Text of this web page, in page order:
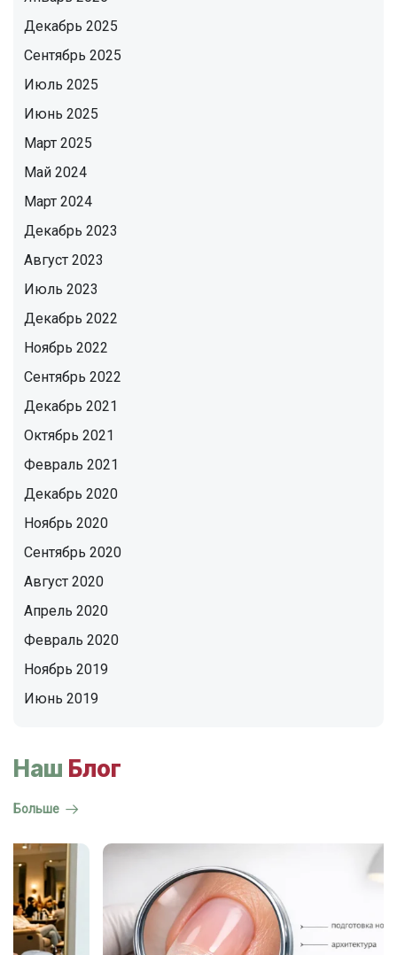
Декабрь 2025
Сентябрь 2025
Июль 2025
Июнь 2025
Март 2025
Май 2024
Март 2024
Декабрь 2023
Август 2023
Июль 2023
Декабрь 2022
Ноябрь 2022
Сентябрь 2022
Декабрь 2021
Октябрь 2021
Февраль 2021
Декабрь 2020
Ноябрь 2020
Сентябрь 2020
Август 2020
Апрель 2020
Февраль 2020
Ноябрь 2019
Июнь 2019
Наш Блог
Больше